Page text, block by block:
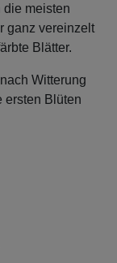
die meisten
ganz vereinzelt
Blätter.
Witterung
ersten Blüten